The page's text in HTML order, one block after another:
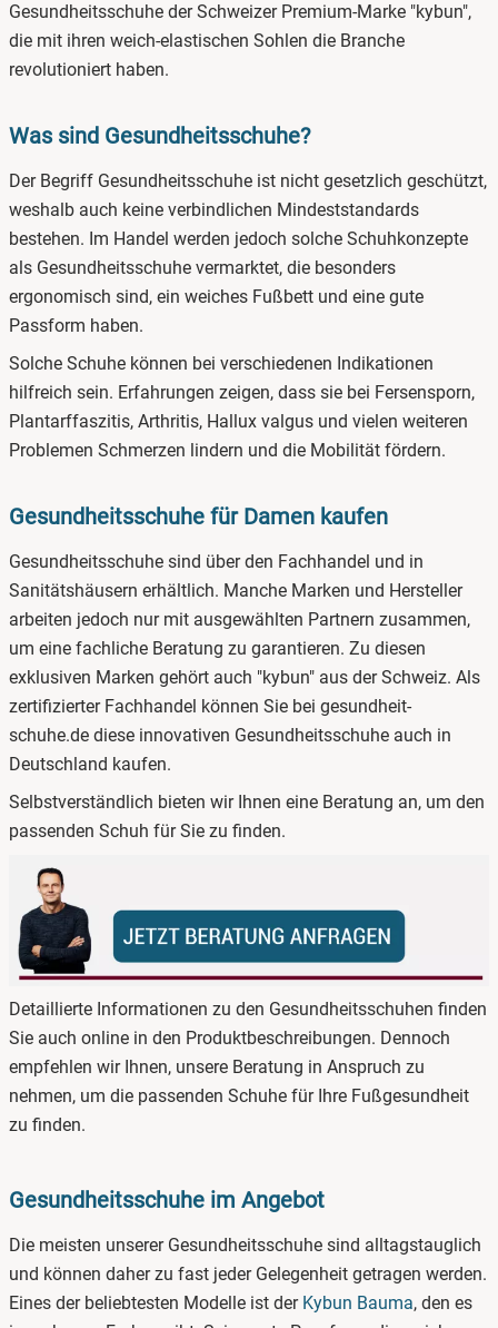
Gesundheitsschuhe der Schweizer Premium-Marke "kybun",
die mit ihren weich-elastischen Sohlen die Branche
revolutioniert haben.
Was sind Gesundheitsschuhe?
Der Begriff Gesundheitsschuhe ist nicht gesetzlich geschützt,
weshalb auch keine verbindlichen Mindeststandards
bestehen. Im Handel werden jedoch solche Schuhkonzepte
als Gesundheitsschuhe vermarktet, die besonders
ergonomisch sind, ein weiches Fußbett und eine gute
Passform haben.
Solche Schuhe können bei verschiedenen Indikationen
hilfreich sein. Erfahrungen zeigen, dass sie bei Fersensporn,
Plantarffaszitis, Arthritis, Hallux valgus und vielen weiteren
Problemen Schmerzen lindern und die Mobilität fördern.
Gesundheitsschuhe für Damen kaufen
Gesundheitsschuhe sind über den Fachhandel und in
Sanitätshäusern erhältlich. Manche Marken und Hersteller
arbeiten jedoch nur mit ausgewählten Partnern zusammen,
um eine fachliche Beratung zu garantieren. Zu diesen
exklusiven Marken gehört auch "kybun" aus der Schweiz. Als
zertifizierter Fachhandel können Sie bei gesundheit-
schuhe.de diese innovativen Gesundheitsschuhe auch in
Deutschland kaufen.
Selbstverständlich bieten wir Ihnen eine Beratung an, um den
passenden Schuh für Sie zu finden.
Detaillierte Informationen zu den Gesundheitsschuhen finden
Sie auch online in den Produktbeschreibungen. Dennoch
empfehlen wir Ihnen, unsere Beratung in Anspruch zu
nehmen, um die passenden Schuhe für Ihre Fußgesundheit
zu finden.
Gesundheitsschuhe im Angebot
Die meisten unserer Gesundheitsschuhe sind alltagstauglich
und können daher zu fast jeder Gelegenheit getragen werden.
Eines der beliebtesten Modelle ist der Kybun Bauma, den es